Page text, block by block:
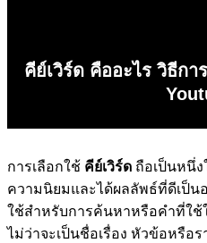
คีย์เวิร์ด คืออะไร วิธีก
การเลือกใช้ คีย์เวิร์ด ถือเป็นหนึ่
ความนิยมและได้ผลลัพธ์ที่ดีเป็น
ใช้สำหรับการค้นหาหรือคำที่ใช้
ไม่ว่าจะเป็นชื่อเรื่อง หัวข้อหรือร